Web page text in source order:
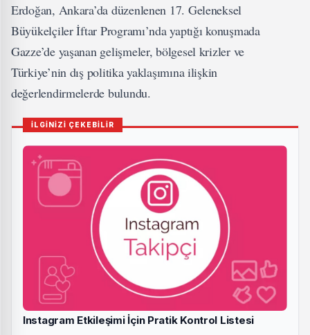
Erdoğan, Ankara’da düzenlenen 17. Geleneksel
Büyükelçiler İftar Programı’nda yaptığı konuşmada
Gazze’de yaşanan gelişmeler, bölgesel krizler ve
Türkiye’nin dış politika yaklaşımına ilişkin
değerlendirmelerde bulundu.
İLGİNİZİ ÇEKEBİLİR
Instagram Etkileşimi İçin Pratik Kontrol Listesi